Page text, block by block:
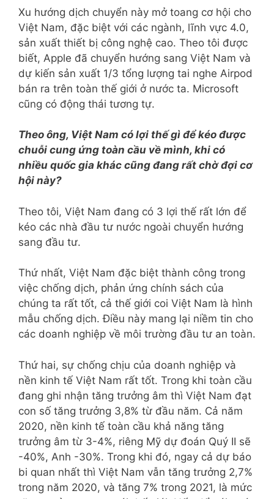
Xu hướng dịch chuyển này mở toang cơ hội cho
Việt Nam, đặc biệt với các ngành, lĩnh vực 4.0,
sản xuất thiết bị công nghệ cao. Theo tôi được
biết, Apple đã chuyển hướng sang Việt Nam và
dự kiến sản xuất 1/3 tổng lượng tai nghe Airpod
bán ra trên toàn thế giới ở nước ta. Microsoft
cũng có động thái tương tự.
Theo ông, Việt Nam có lợi thế gì để kéo được
chuỗi cung ứng toàn cầu về mình, khi có
nhiều quốc gia khác cũng đang rất chờ đợi cơ
hội này?
Theo tôi, Việt Nam đang có 3 lợi thế rất lớn để
kéo các nhà đầu tư nước ngoài chuyển hướng
sang đầu tư.
Thứ nhất, Việt Nam đặc biệt thành công trong
việc chống dịch, phản ứng chính sách của
chúng ta rất tốt, cả thế giới coi Việt Nam là hình
mẫu chống dịch. Điều này mang lại niềm tin cho
các doanh nghiệp về môi trường đầu tư an toàn.
Thứ hai, sự chống chịu của doanh nghiệp và
nền kinh tế Việt Nam rất tốt. Trong khi toàn cầu
đang ghi nhận tăng trưởng âm thì Việt Nam đạt
con số tăng trưởng 3,8% từ đầu năm. Cả năm
2020, nền kinh tế toàn cầu khả năng tăng
trưởng âm từ 3-4%, riêng Mỹ dự đoán Quý II sẽ
-40%, Anh -30%. Trong khi đó, ngay cả dự báo
bi quan nhất thì Việt Nam vẫn tăng trưởng 2,7%
trong năm 2020, và tăng 7% trong 2021, là mức